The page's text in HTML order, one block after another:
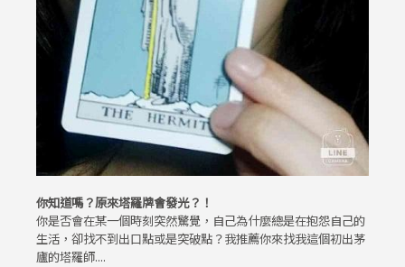
你知道嗎？原來塔羅牌會發光？！
你是否會在某一個時刻突然驚覺，自己為什麼總是在抱怨自己的
生活，卻找不到出口點或是突破點？我推薦你來找我這個初出茅
廬的塔羅師....